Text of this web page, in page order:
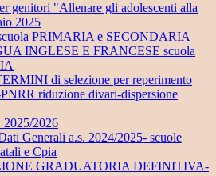
genitori "Allenare gli adolescenti alla
2025
PRIMARIA e SECONDARIA
INGLESE E FRANCESE scuola
di selezione per reperimento
riduzione divari-dispersione
2026
Generali a.s. 2024/2025- scuole
e Cpia
GRADUATORIA DEFINITIVA-